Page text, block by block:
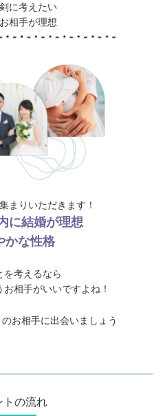
に考えたい
相手が理想
まりいただきます！
に結婚が理想
かな性格
を考えるなら
相手がいいですよね！
のお相手に出会いましょう
トの流れ